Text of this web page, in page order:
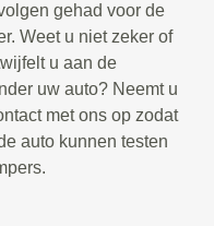
gehad voor de
Weet u niet zeker of
u aan de
uw auto? Neemt u
met ons op zodat
auto kunnen testen